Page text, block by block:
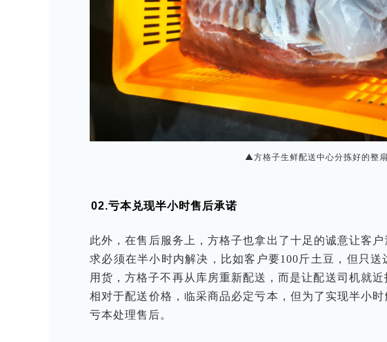
▲方格子生鲜配送中心分拣好的整
02.亏本兑现半小时售后承诺
此外，在售后服务上，方格子也拿出了十足的诚意让客
求必须在半小时内解决，比如客户要100斤土豆，但只
用货，方格子不再从库房重新配送，而是让配送司机就近
相对于配送价格，临采商品必定亏本，但为了实现半小
亏本处理售后。